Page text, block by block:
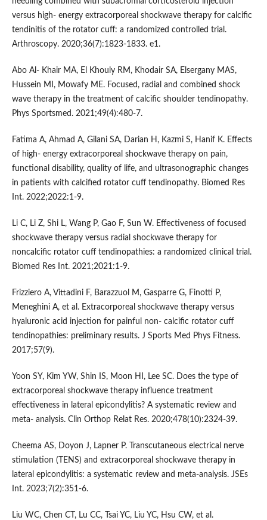
versus high- energy extracorporeal shockwave therapy for calcific
tendinitis of the rotator cuff: a randomized controlled trial.
Arthroscopy. 2020;36(7):1823-1833. e1.
Abo Al- Khair MA, El Khouly RM, Khodair SA, Elsergany MAS,
Hussein MI, Mowafy ME. Focused, radial and combined shock
wave therapy in the treatment of calcific shoulder tendinopathy.
Phys Sportsmed. 2021;49(4):480-7.
Fatima A, Ahmad A, Gilani SA, Darian H, Kazmi S, Hanif K. Effects
of high- energy extracorporeal shockwave therapy on pain,
functional disability, quality of life, and ultrasonographic changes
in patients with calcified rotator cuff tendinopathy. Biomed Res
Int. 2022;2022:1-9.
Li C, Li Z, Shi L, Wang P, Gao F, Sun W. Effectiveness of focused
shockwave therapy versus radial shockwave therapy for
noncalcific rotator cuff tendinopathies: a randomized clinical trial.
Biomed Res Int. 2021;2021:1-9.
Frizziero A, Vittadini F, Barazzuol M, Gasparre G, Finotti P,
Meneghini A, et al. Extracorporeal shockwave therapy versus
hyaluronic acid injection for painful non- calcific rotator cuff
tendinopathies: preliminary results. J Sports Med Phys Fitness.
2017;57(9).
Yoon SY, Kim YW, Shin IS, Moon HI, Lee SC. Does the type of
extracorporeal shockwave therapy influence treatment
effectiveness in lateral epicondylitis? A systematic review and
meta- analysis. Clin Orthop Relat Res. 2020;478(10):2324-39.
Cheema AS, Doyon J, Lapner P. Transcutaneous electrical nerve
stimulation (TENS) and extracorporeal shockwave therapy in
lateral epicondylitis: a systematic review and meta-analysis. JSEs
Int. 2023;7(2):351-6.
Liu WC, Chen CT, Lu CC, Tsai YC, Liu YC, Hsu CW, et al.